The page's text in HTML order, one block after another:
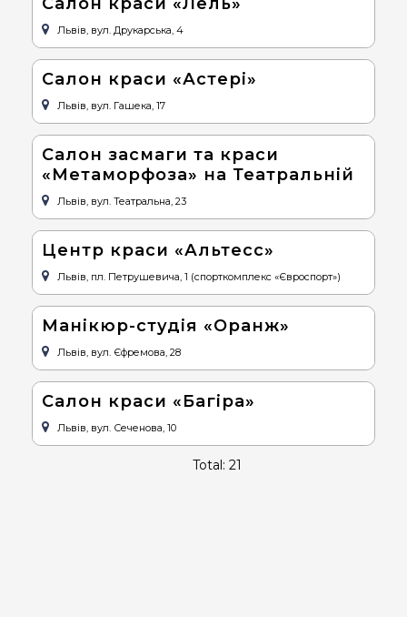
Львів, вул. Друкарська, 4
Салон краси «Астері»
Львів, вул. Гашека, 17
Салон засмаги та краси
«Метаморфоза» на Театральній
Львів, вул. Театральна, 23
Центр краси «Альтесс»
Львів, пл. Петрушевича, 1 (спорткомплекс «Євроспорт»)
Манікюр-студія «Оранж»
Львів, вул. Єфремова, 28
Салон краси «Багіра»
Львів, вул. Сеченова, 10
Total: 21